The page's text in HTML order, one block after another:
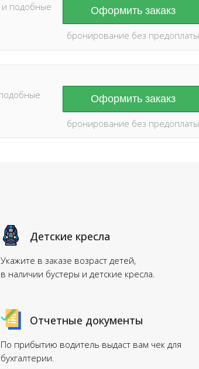
и подобные
Оформить закакз
Оформить закакз
бронирование без предоплаты
бронирование без предоплаты
Укажите в заказе возраст детей,
в наличии бустеры и детские кресла.
Детские кресла
По прибытию водитель выдаст вам чек для
бухгалтерии.
Отчетные документы